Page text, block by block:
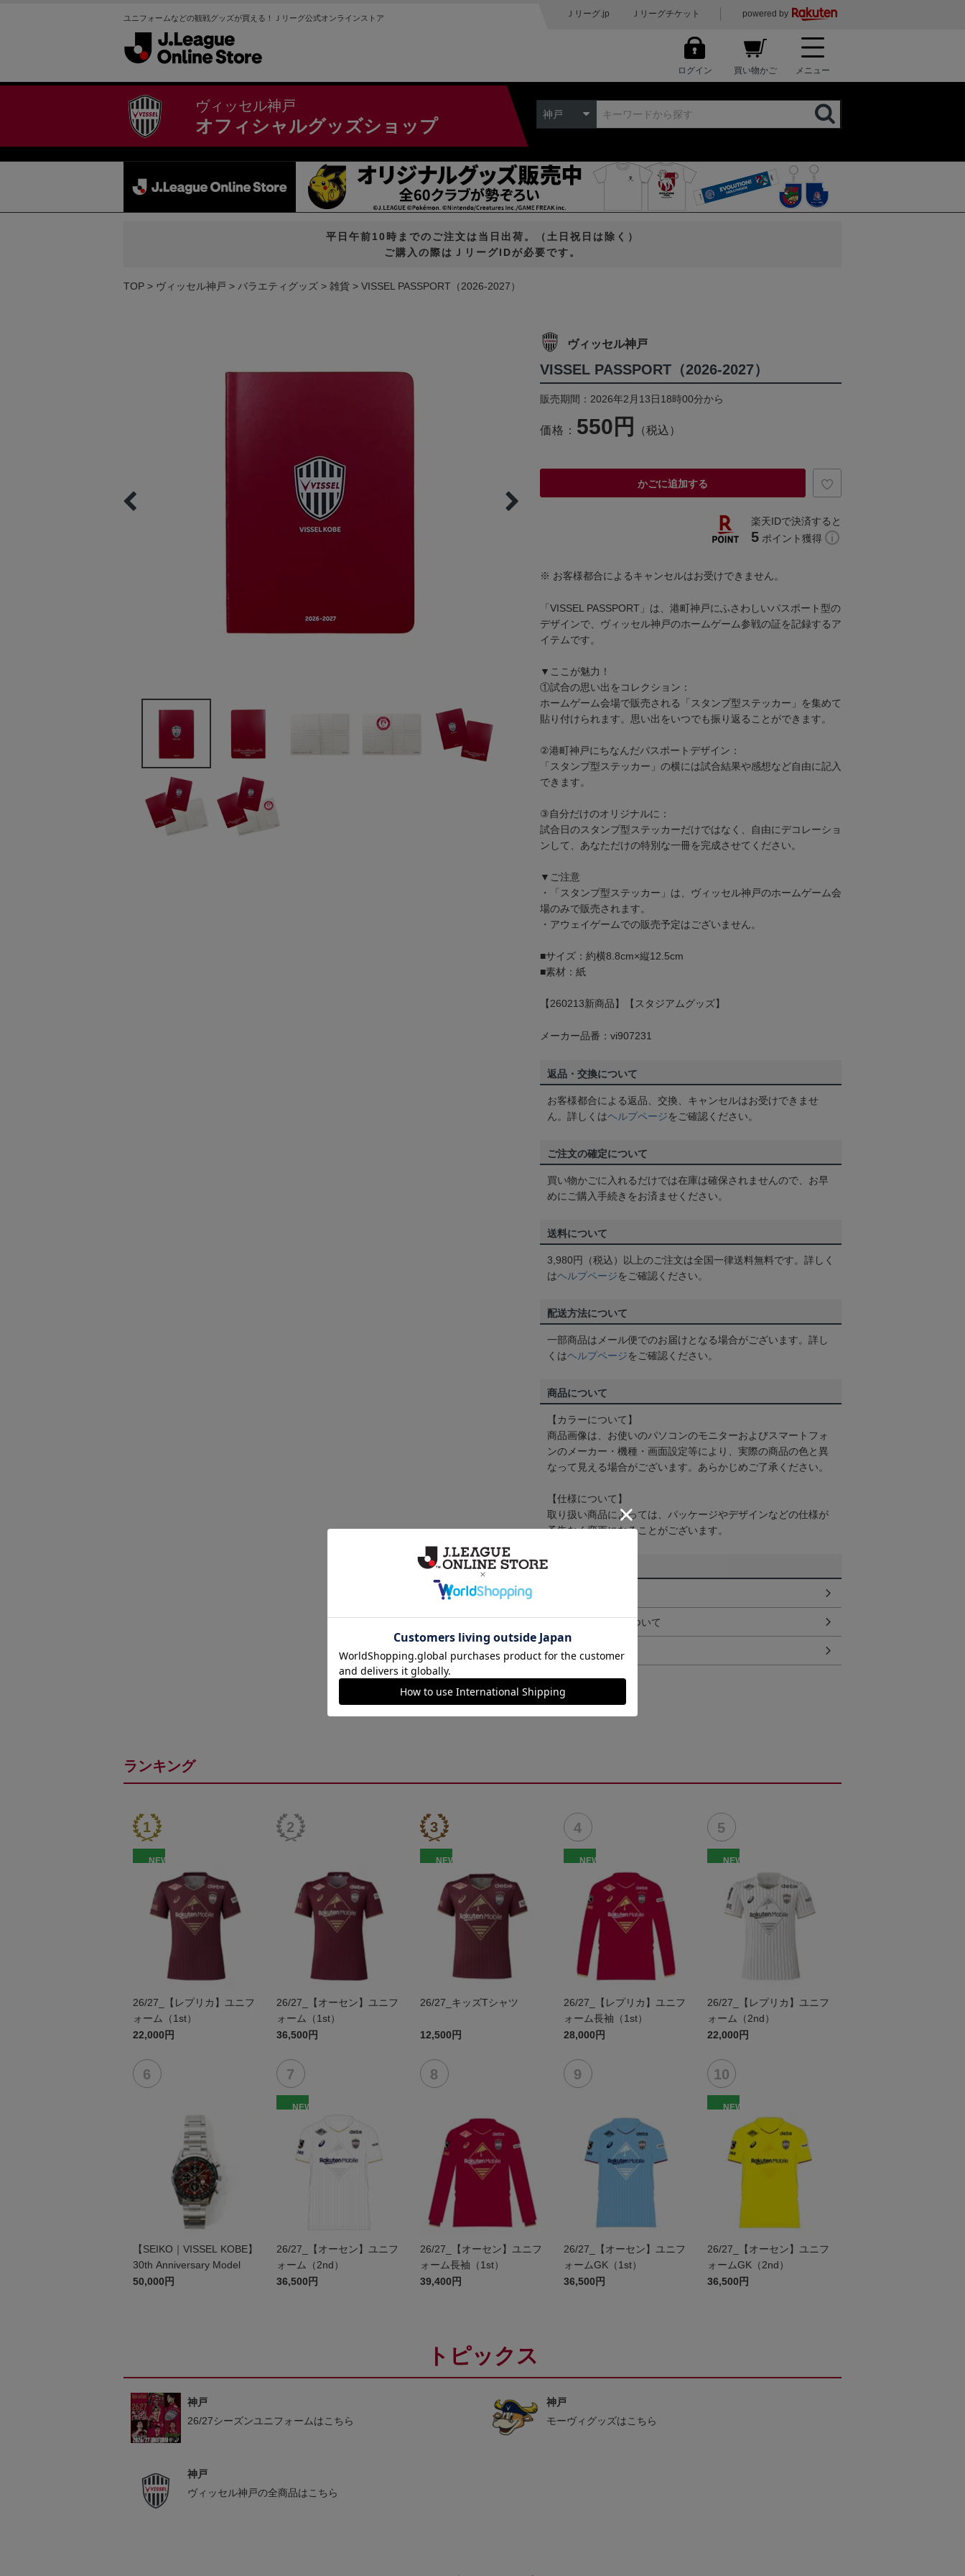
ユニフォームなどの観戦グッズが買える！Ｊリーグ公式オンラインストア Ｊリーグ.jp Ｊリーグチケット powered by
ログイン 買い物かご メニュー
ヴィッセル神戸
オフィシャルグッズショップ
神戸
平日午前10時までのご注文は当日出荷。（土日祝日は除く）
ご購入の際はＪリーグIDが必要です。
TOP ヴィッセル神戸 バラエティグッズ 雑貨 VISSEL PASSPORT（2026-2027）
ヴィッセル神戸
VISSEL PASSPORT（2026-2027）
販売期間：2026年2月13日18時00分から
価格： 550円 （税込）
かごに追加する
楽天IDで決済すると
5 ポイント獲得
※ お客様都合によるキャンセルはお受けできません。
「VISSEL PASSPORT」は、港町神戸にふさわしいパスポート型の
デザインで、ヴィッセル神戸のホームゲーム参戦の証を記録するア
イテムです。
▼ここが魅力！
①試合の思い出をコレクション：
ホームゲーム会場で販売される「スタンプ型ステッカー」を集めて
貼り付けられます。思い出をいつでも振り返ることができます。
②港町神戸にちなんだパスポートデザイン：
「スタンプ型ステッカー」の横には試合結果や感想など自由に記入
できます。
③自分だけのオリジナルに：
試合日のスタンプ型ステッカーだけではなく、自由にデコレーショ
ンして、あなただけの特別な一冊を完成させてください。
▼ご注意
・「スタンプ型ステッカー」は、ヴィッセル神戸のホームゲーム会
場のみで販売されます。
・アウェイゲームでの販売予定はございません。
■サイズ：約横8.8cm×縦12.5cm
■素材：紙
【260213新商品】【スタジアムグッズ】
メーカー品番：vi907231
返品・交換について
お客様都合による返品、交換、キャンセルはお受けできませ
ん。詳しくはヘルプページをご確認ください。
ご注文の確定について
買い物かごに入れるだけでは在庫は確保されませんので、お早
めにご購入手続きをお済ませください。
送料について
3,980円（税込）以上のご注文は全国一律送料無料です。詳しく
はヘルプページをご確認ください。
配送方法について
一部商品はメール便でのお届けとなる場合がございます。詳し
くはヘルプページをご確認ください。
商品について
【カラーについて】
商品画像は、お使いのパソコンのモニターおよびスマートフォ
ンのメーカー・機種・画面設定等により、実際の商品の色と異
なって見える場合がございます。あらかじめご了承ください。
【仕様について】
取り扱い商品によっては、パッケージやデザインなどの仕様が
予告なく変更になることがございます。
その他
ギフト対応について
ヘルプページ
ランキング
NEW
26/27_【レプリカ】ユニフ
ォーム（1st）
22,000円
26/27_【オーセン】ユニフ
ォーム（1st）
36,500円
NEW
26/27_キッズTシャツ
12,500円
NEW
26/27_【レプリカ】ユニフ
ォーム長袖（1st）
28,000円
NEW
26/27_【レプリカ】ユニフ
ォーム（2nd）
22,000円
【SEIKO｜VISSEL KOBE】
30th Anniversary Model
50,000円
NEW
26/27_【オーセン】ユニフ
ォーム（2nd）
36,500円
26/27_【オーセン】ユニフ
ォーム長袖（1st）
39,400円
26/27_【オーセン】ユニフ
ォームGK（1st）
36,500円
NEW
26/27_【オーセン】ユニフ
ォームGK（2nd）
36,500円
トピックス
神戸
26/27シーズンユニフォームはこちら
神戸
モーヴィグッズはこちら
神戸
ヴィッセル神戸の全商品はこちら